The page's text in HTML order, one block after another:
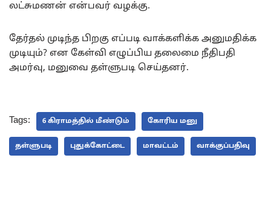
லட்சுமணன் என்பவர் வழக்கு.
தேர்தல் முடிந்த பிறகு எப்படி வாக்களிக்க அனுமதிக்க
முடியும்? என கேள்வி எழுப்பிய தலைமை நீதிபதி
அமர்வு, மனுவை தள்ளுபடி செய்தனர்.
Tags: 6 கிராமத்தில் மீண்டும் கோரிய மனு
தள்ளுபடி புதுக்கோட்டை மாவட்டம் வாக்குப்பதிவு